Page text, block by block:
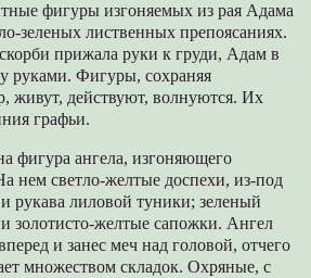
фигуры изгоняемых из рая Адама
зеленых лиственных препоясаниях.
прижала руки к груди, Адам в
руками. Фигуры, сохраняя
живут, действуют, волнуются. Их
графьи.
фигура ангела, изгоняющего
нем светло-желтые доспехи, из-под
рукава лиловой туники; зеленый
золотисто-желтые сапожки. Ангел
и занес меч над головой, отчего
множеством складок. Охряные, с